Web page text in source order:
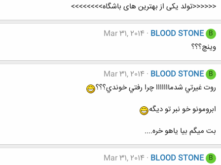
<<<<<<تولد یکی از بهترین های باشگاه>>>>>>>>
B
BLOOD STONE
Mar 31, 2014
وينچ؟؟؟
B
BLOOD STONE
Mar 31, 2014
روت غيرتي شدمااااااا چرا رفتي خوندي؟؟؟
ابرومونو خو نبر تو ديگه
بت ميگم بيا ياهو خره....
B
BLOOD STONE
Mar 31, 2014